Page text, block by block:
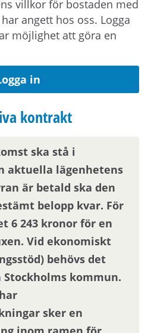
ut via sms.
på Mina sidor.
och behandlar vi
din registrerade
barn.
infaller på
dag sker inflyttning
är i Stockholmsområdet
arbetsplats ligger inom
bostaden.
villkor för bostaden med
angett hos oss. Logga
möjlighet att göra en
in
kontrakt
ska stå i
aktuella lägenhetens
är betald ska den
belopp kvar. För
6 243 kronor för en
Vid ekonomiskt
behövs det
kommun.
sker en